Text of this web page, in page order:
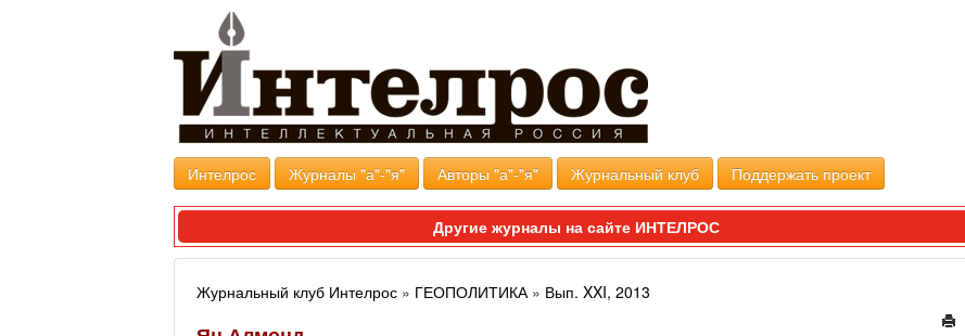
Интелрос Журналы "а"-"я" Авторы "а"-"я" Журнальный клуб Поддержать проект
Другие журналы на сайте ИНТЕЛРОС
Журнальный клуб Интелрос » ГЕОПОЛИТИКА» Вып. XXI, 2013